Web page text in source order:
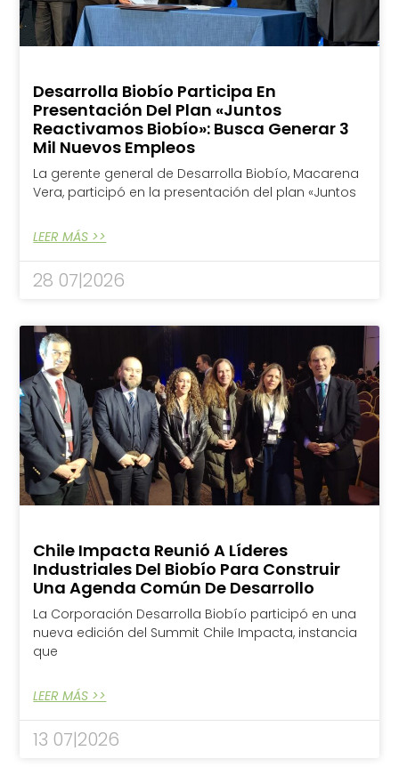
Desarrolla Biobío Participa En
Presentación Del Plan «Juntos
Reactivamos Biobío»: Busca Generar 3
Mil Nuevos Empleos
La gerente general de Desarrolla Biobío, Macarena
Vera, participó en la presentación del plan «Juntos
LEER MÁS >>
28 07|2026
Chile Impacta Reunió A Líderes
Industriales Del Biobío Para Construir
Una Agenda Común De Desarrollo
La Corporación Desarrolla Biobío participó en una
nueva edición del Summit Chile Impacta, instancia
que
LEER MÁS >>
13 07|2026